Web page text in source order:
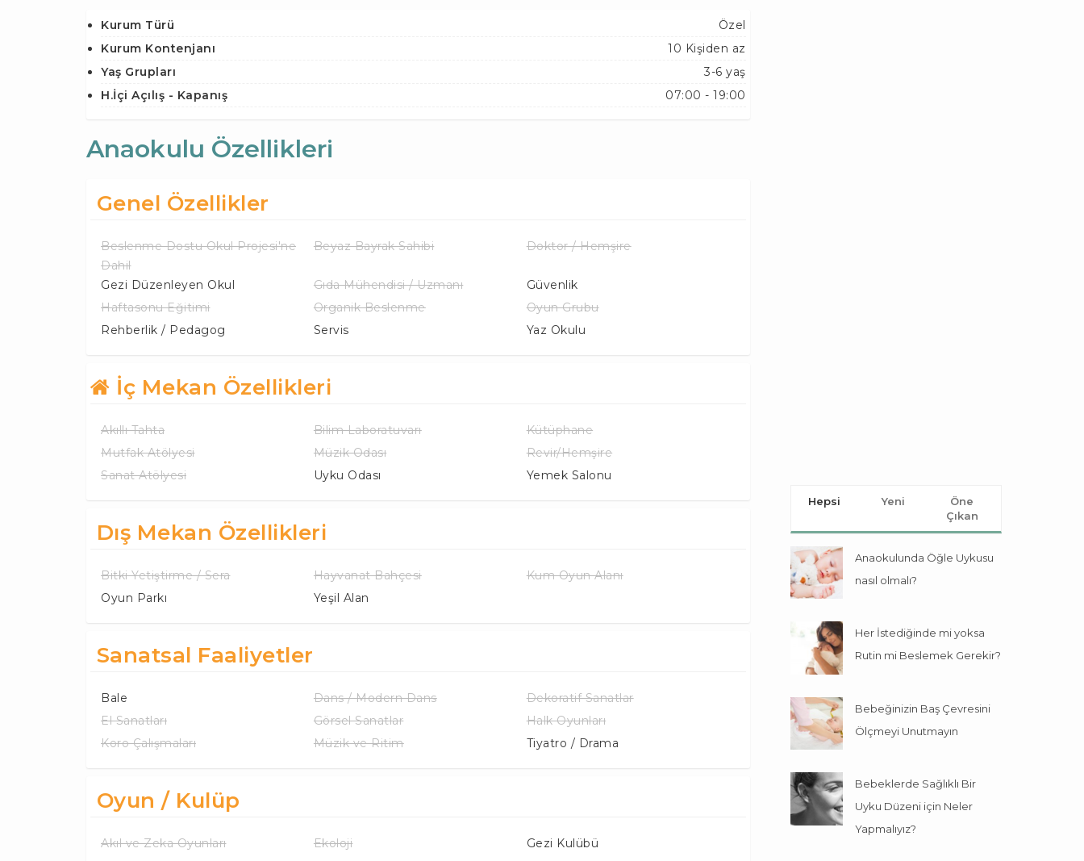
Kurum Türü
Özel
Kurum Kontenjanı
10 Kişiden az
Yaş Grupları
3-6 yaş
H.İçi Açılış - Kapanış
07:00 - 19:00
Anaokulu Özellikleri
Genel Özellikler
Beslenme Dostu Okul Projesi'ne
Dahil
Beyaz Bayrak Sahibi Doktor / Hemşire
Gezi Düzenleyen Okul Gıda Mühendisi / Uzmanı
Güvenlik
Haftasonu Eğitimi
Organik Beslenme
Oyun Grubu
Rehberlik / Pedagog
Servis Yaz Okulu
İç Mekan Özellikleri
Akıllı Tahta Bilim Laboratuvarı
Kütüphane
Mutfak Atölyesi
Müzik Odası
Revir/Hemşire
Sanat Atölyesi
Uyku Odası Yemek Salonu
Dış Mekan Özellikleri
Bitki Yetiştirme / Sera Hayvanat Bahçesi
Kum Oyun Alanı
Oyun Parkı
Yeşil Alan
Sanatsal Faaliyetler
Bale Dans / Modern Dans
Dekoratif Sanatlar
El Sanatları
Görsel Sanatlar
Halk Oyunları
Koro Çalışmaları
Müzik ve Ritim Tiyatro / Drama
Oyun / Kulüp
Akıl ve Zeka Oyunları Ekoloji Gezi Kulübü
Hepsi Yeni
Öne
Çıkan
Anaokulunda Öğle Uykusu
nasıl olmalı?
Her İstediğinde mi yoksa
Rutin mi Beslemek Gerekir?
Bebeğinizin Baş Çevresini
Ölçmeyi Unutmayın
Bebeklerde Sağlıklı Bir
Uyku Düzeni için Neler
Yapmalıyız?